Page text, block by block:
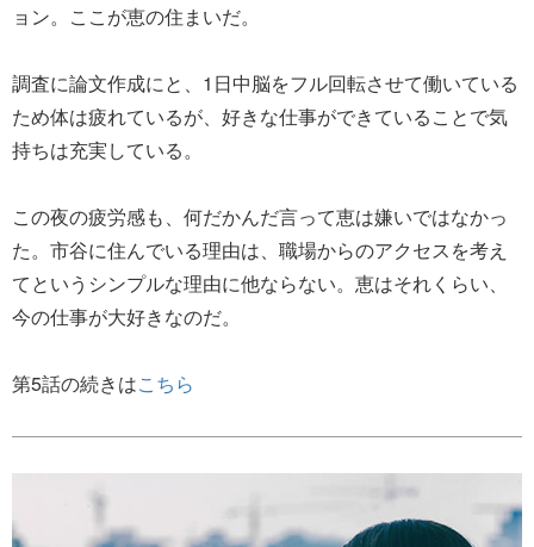
ョン。ここが恵の住まいだ。
調査に論文作成にと、1日中脳をフル回転させて働いている
ため体は疲れているが、好きな仕事ができていることで気
持ちは充実している。
この夜の疲労感も、何だかんだ言って恵は嫌いではなかっ
た。市谷に住んでいる理由は、職場からのアクセスを考え
てというシンプルな理由に他ならない。恵はそれくらい、
今の仕事が大好きなのだ。
第5話の続きはこちら